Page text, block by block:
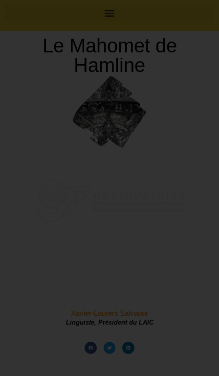
Le Mahomet de
Hamline
Xavier-Laurent Salvador
Linguiste, Président du LAIC